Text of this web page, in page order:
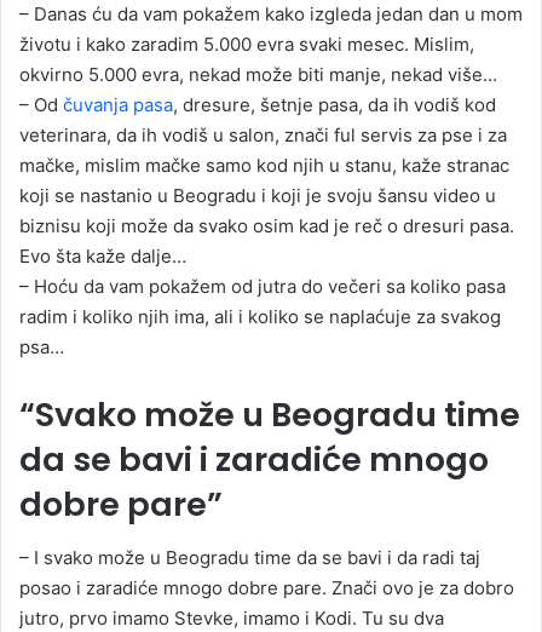
d
a
n
e
m
a
i
l
– Danas ću da vam pokažem kako izgleda jedan dan u mom
životu i kako zaradim 5.000 evra svaki mesec. Mislim,
okvirno 5.000 evra, nekad može biti manje, nekad više…
– Od čuvanja pasa, dresure, šetnje pasa, da ih vodiš kod
veterinara, da ih vodiš u salon, znači ful servis za pse i za
mačke, mislim mačke samo kod njih u stanu, kaže stranac
koji se nastanio u Beogradu i koji je svoju šansu video u
biznisu koji može da svako osim kad je reč o dresuri pasa.
Evo šta kaže dalje…
– Hoću da vam pokažem od jutra do večeri sa koliko pasa
radim i koliko njih ima, ali i koliko se naplaćuje za svakog
psa…
“Svako može u Beogradu time
da se bavi i zaradiće mnogo
dobre pare”
– I svako može u Beogradu time da se bavi i da radi taj
posao i zaradiće mnogo dobre pare. Znači ovo je za dobro
jutro, prvo imamo Stevke, imamo i Kodi. Tu su dva